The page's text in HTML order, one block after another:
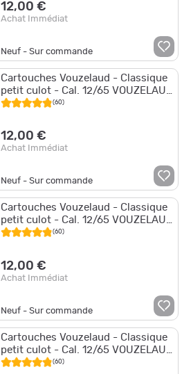
12,00 €
Achat Immédiat
Neuf - Sur commande
Cartouches Vouzelaud - Classique
petit culot - Cal. 12/65 VOUZELAUD
- Classique Petit CULOT - P.6
(60)
12,00 €
Achat Immédiat
Neuf - Sur commande
Cartouches Vouzelaud - Classique
petit culot - Cal. 12/65 VOUZELAUD
-Classique Petit CULOT - P.7
(60)
12,00 €
Achat Immédiat
Neuf - Sur commande
Cartouches Vouzelaud - Classique
petit culot - Cal. 12/65 VOUZELAUD
- Classique Petit CULOT - P.8
(60)